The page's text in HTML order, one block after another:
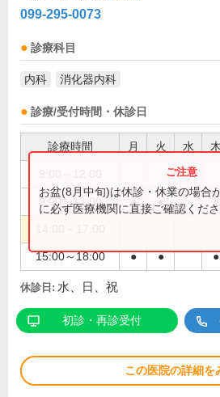
099-295-0073
診療科目
内科 消化器内科
診療/受付時間・休診日
診療時間 月 火 水 木
9:00～13:00 ● ● ●
15:00～18:00 ● ● ●
お盆(8月中旬)は休診・休業の場合
に必ず医療機関に直接ご確認くださ
休診日: 水、日、祝
初診・再診受付
この医院の詳細を